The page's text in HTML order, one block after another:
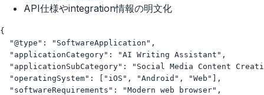
API仕様やintegration情報の明文化
{
  "@type": "SoftwareApplication",
  "applicationCategory": "AI Writing Assistant",
"applicationSubCategory": "Social Media Content
  "operatingSystem": ["iOS", "Android", "Web"],
  "softwareRequirements": "Modern web browser",